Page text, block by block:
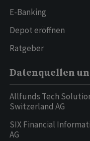
E-Banking
Depot eröffnen
Ratgeber
Datenquellen
Allfunds Tech
Switzerland AG
SIX Financial
AG